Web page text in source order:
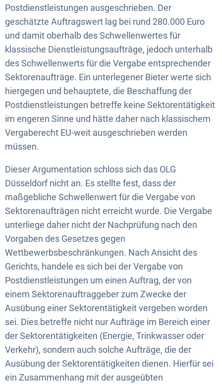
Postdienstleistungen ausgeschrieben. Der
geschätzte Auftragswert lag bei rund 280.000 Euro
und damit oberhalb des Schwellenwertes für
klassische Dienstleistungsaufträge, jedoch unterhalb
des Schwellenwerts für die Vergabe entsprechender
Sektorenaufträge. Ein unterlegener Bieter werte sich
hiergegen und behauptete, die Beschaffung der
Postdienstleistungen betreffe keine Sektorentätigkeit
im engeren Sinne und hätte daher nach klassischem
Vergaberecht EU-weit ausgeschrieben werden
müssen.
Dieser Argumentation schloss sich das OLG
Düsseldorf nicht an. Es stellte fest, dass der
maßgebliche Schwellenwert für die Vergabe von
Sektorenaufträgen nicht erreicht wurde. Die Vergabe
unterliege daher nicht der Nachprüfung nach den
Vorgaben des Gesetzes gegen
Wettbewerbsbeschränkungen. Nach Ansicht des
Gerichts, handele es sich bei der Vergabe von
Postdienstleistungen um einen Auftrag, der von
einem Sektorenauftraggeber zum Zwecke der
Ausübung einer Sektorentätigkeit vergeben worden
sei. Dies betreffe nicht nur Aufträge im Bereich einer
der Sektorentätigkeiten (Energie, Trinkwasser oder
Verkehr), sondern auch solche Aufträge, die der
Ausübung der Sektorentätigkeiten dienen. Hierfür sei
ein Zusammenhang mit der ausgeübten